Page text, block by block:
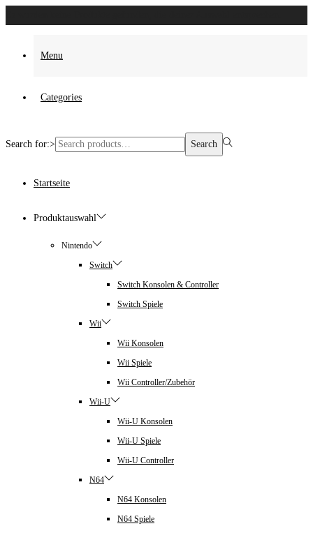
Menu
Categories
Search for:> Search
Startseite
Produktauswahl
Nintendo
Switch
Switch Konsolen & Controller
Switch Spiele
Wii
Wii Konsolen
Wii Spiele
Wii Controller/Zubehör
Wii-U
Wii-U Konsolen
Wii-U Spiele
Wii-U Controller
N64
N64 Konsolen
N64 Spiele